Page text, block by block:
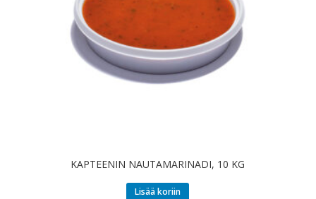
KAPTEENIN NAUTAMARINADI, 10 KG
Lisää koriin